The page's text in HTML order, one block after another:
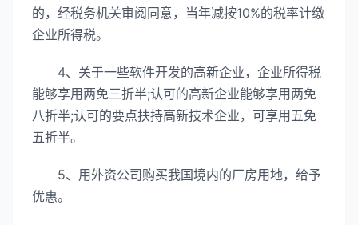
的，经税务机关审阅同意，当年减按10%的税率计缴
企业所得税。
4、关于一些软件开发的高新企业，企业所得税
能够享用两免三折半;认可的高新企业能够享用两免
八折半;认可的要点扶持高新技术企业，可享用五免
五折半。
5、用外资公司购买我国境内的厂房用地，给予
优惠。